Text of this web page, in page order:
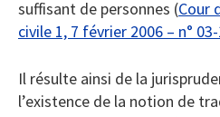
suffisant de personnes (Cour
civile 1, 7 février 2006 – n°
Il résulte ainsi de la
l’existence de la notion de